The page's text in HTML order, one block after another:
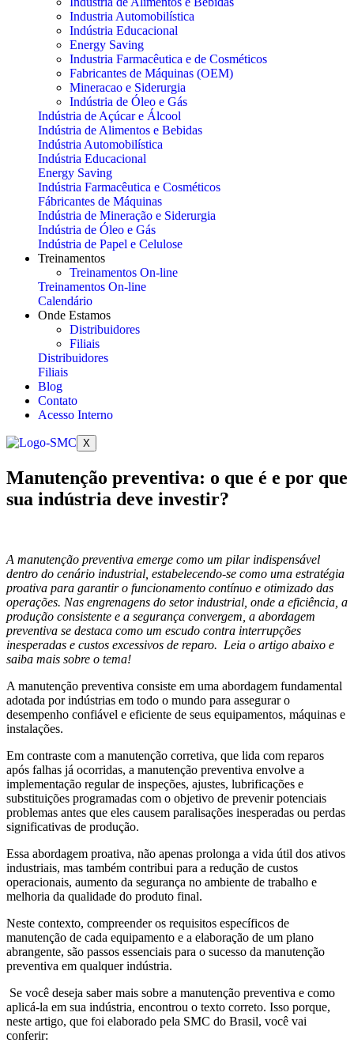
Industria Automobilística
Indústria Educacional
Energy Saving
Industria Farmacêutica e de Cosméticos
Fabricantes de Máquinas (OEM)
Mineracao e Siderurgia
Indústria de Óleo e Gás
Indústria de Açúcar e Álcool
Indústria de Alimentos e Bebidas
Indústria Automobilística
Indústria Educacional
Energy Saving
Indústria Farmacêutica e Cosméticos
Fábricantes de Máquinas
Indústria de Mineração e Siderurgia
Indústria de Óleo e Gás
Indústria de Papel e Celulose
Treinamentos
Treinamentos On-line
Treinamentos On-line
Calendário
Onde Estamos
Distribuidores
Filiais
Distribuidores
Filiais
Blog
Contato
Acesso Interno
X
Manutenção preventiva: o que é e por que
sua indústria deve investir?
A manutenção preventiva emerge como um pilar indispensável
dentro do cenário industrial, estabelecendo-se como uma estratégia
proativa para garantir o funcionamento contínuo e otimizado das
operações. Nas engrenagens do setor industrial, onde a eficiência, a
produção consistente e a segurança convergem, a abordagem
preventiva se destaca como um escudo contra interrupções
inesperadas e custos excessivos de reparo. Leia o artigo abaixo e
saiba mais sobre o tema!
A manutenção preventiva consiste em uma abordagem fundamental
adotada por indústrias em todo o mundo para assegurar o
desempenho confiável e eficiente de seus equipamentos, máquinas e
instalações.
Em contraste com a manutenção corretiva, que lida com reparos
após falhas já ocorridas, a manutenção preventiva envolve a
implementação regular de inspeções, ajustes, lubrificações e
substituições programadas com o objetivo de prevenir potenciais
problemas antes que eles causem paralisações inesperadas ou perdas
significativas de produção.
Essa abordagem proativa, não apenas prolonga a vida útil dos ativos
industriais, mas também contribui para a redução de custos
operacionais, aumento da segurança no ambiente de trabalho e
melhoria da qualidade do produto final.
Neste contexto, compreender os requisitos específicos de
manutenção de cada equipamento e a elaboração de um plano
abrangente, são passos essenciais para o sucesso da manutenção
preventiva em qualquer indústria.
Se você deseja saber mais sobre a manutenção preventiva e como
aplicá-la em sua indústria, encontrou o texto correto. Isso porque,
neste artigo, que foi elaborado pela SMC do Brasil, você vai
conferir: